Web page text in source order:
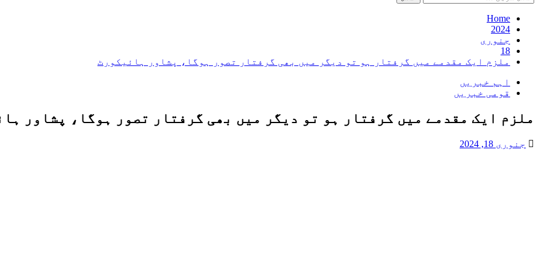
کریں
برائے:Home
2024
جنوری
18
ملزم ایک مقدمے میں گرفتار ہو تو دیگر میں بھی گرفتار تصور ہوگا، پشاور ہائیکورٹ
اہم خبریں
قومی خبریں
ملزم ایک مقدمے میں گرفتار ہو تو دیگر میں بھی گرفتار تصور ہوگا، پشاور
جنوری 18, 2024